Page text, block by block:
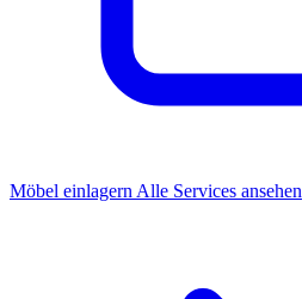
Möbel einlagern Alle Services ansehen